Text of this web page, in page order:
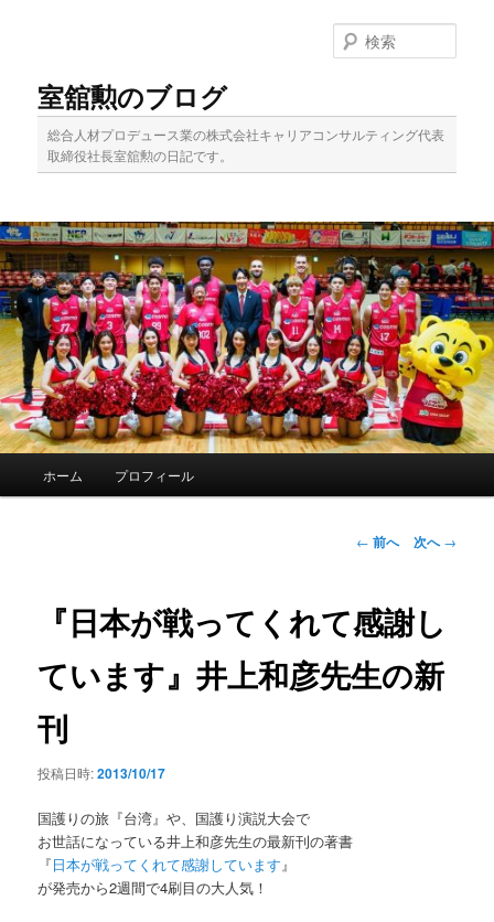
移
動
室舘勲のブログ
総合人材プロデュース業の株式会社キャリアコンサルティング代表
取締役社長室舘勲の日記です。
索
ホーム プロフィール
投
ビ
ゲ
シ
← 前へ 次へ→
『日本が戦ってくれて感謝し
ています』井上和彦先生の新
刊
投稿日時:2013/10/17
国護りの旅『台湾』や、国護り演説大会で
お世話になっている井上和彦先生の最新刊の著書
『日本が戦ってくれて感謝しています』
が発売から2週間で4刷目の大人気！